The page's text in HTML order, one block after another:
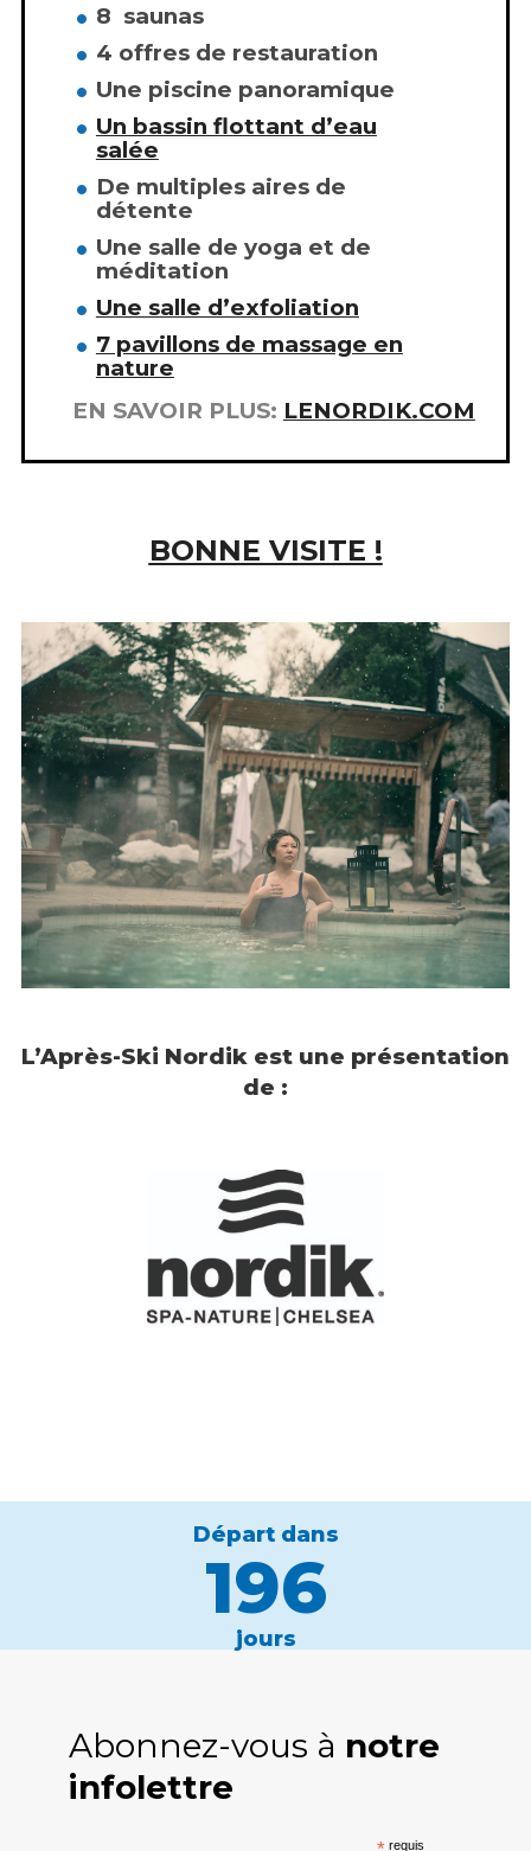
8 saunas
4 offres de restauration
Une piscine panoramique
Un bassin flottant d’eau
salée
De multiples aires de
détente
Une salle de yoga et de
méditation
Une salle d’exfoliation
7 pavillons de massage en
nature
EN SAVOIR PLUS: LENORDIK.COM
BONNE VISITE !
L’Après-Ski Nordik est une présentation
de :
Départ dans
196
jours
Abonnez-vous à notre
infolettre
requis